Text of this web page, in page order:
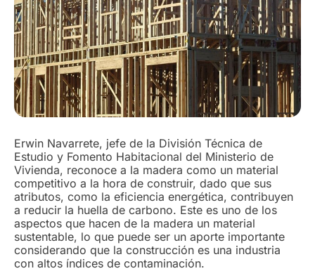
Erwin Navarrete, jefe de la División Técnica de
Estudio y Fomento Habitacional del Ministerio de
Vivienda, reconoce a la madera como un material
competitivo a la hora de construir, dado que sus
atributos, como la eficiencia energética, contribuyen
a reducir la huella de carbono. Este es uno de los
aspectos que hacen de la madera un material
sustentable, lo que puede ser un aporte importante
considerando que la construcción es una industria
con altos índices de contaminación.